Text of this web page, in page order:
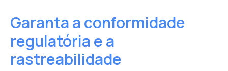
Garanta a conformidade
regulatória e a
rastreabilidade